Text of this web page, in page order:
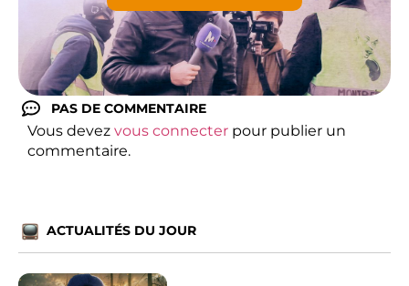
PAS DE COMMENTAIRE
Vous devez vous connecter pour publier un
commentaire.
ACTUALITÉS DU JOUR